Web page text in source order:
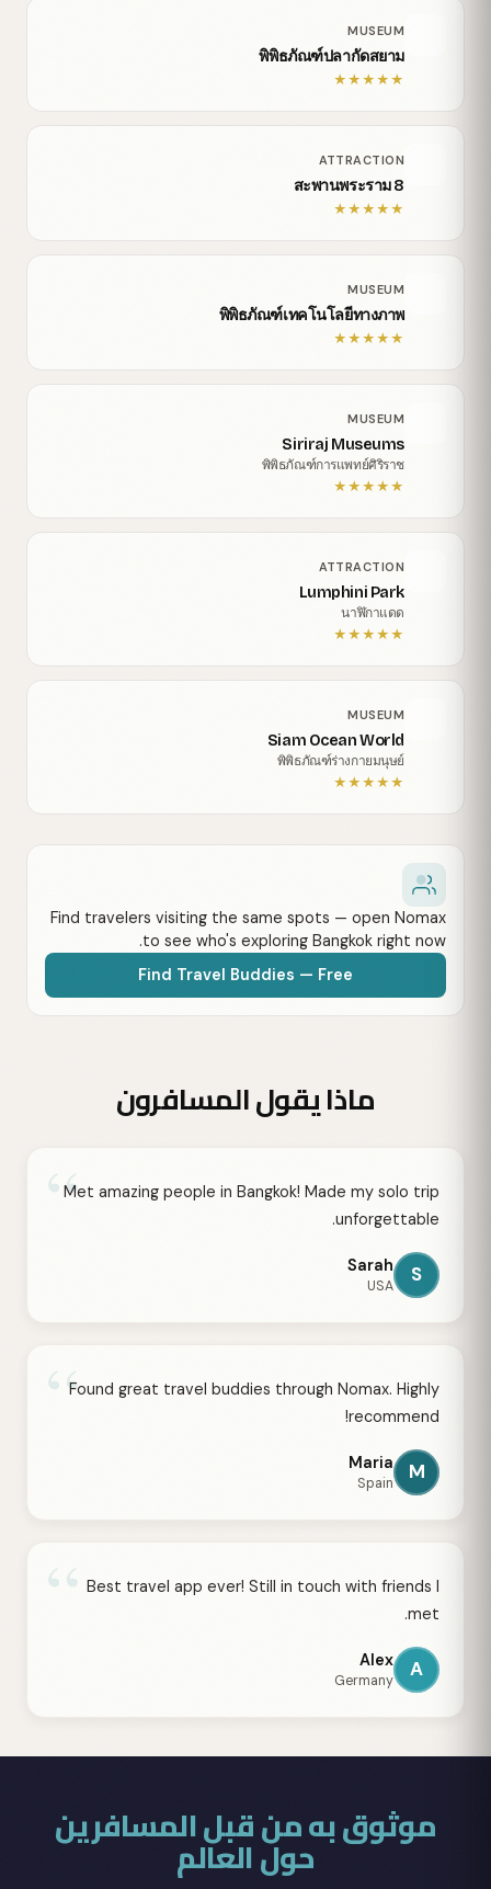
MUSEUM
พิพิธภัณฑ์ปลากัดสยาม
★
★
★
★
★
ATTRACTION
สะพานพระราม 8
★
★
★
★
★
MUSEUM
พิพิธภัณฑ์เทคโนโลยีทางภาพ
★
★
★
★
★
MUSEUM
Siriraj Museums
พิพิธภัณฑ์การแพทย์ศิริราช
★
★
★
★
★
ATTRACTION
Lumphini Park
นาฬิกาแดด
★
★
★
★
★
MUSEUM
Siam Ocean World
พิพิธภัณฑ์ร่างกายมนุษย์
★
★
★
★
★
Find travelers visiting the same spots — open Nomax
to see who's exploring Bangkok right now.
Find Travel Buddies — Free
ماذا يقول المسافرون
“Met amazing people in Bangkok! Made my solo trip
unforgettable.
S
Sarah
USA
“Found great travel buddies through Nomax. Highly
recommend!
M
Maria
Spain
“ Best travel app ever! Still in touch with friends I
met.
A
Alex
Germany
موثوق به من قبل المسافرين
حول العالم